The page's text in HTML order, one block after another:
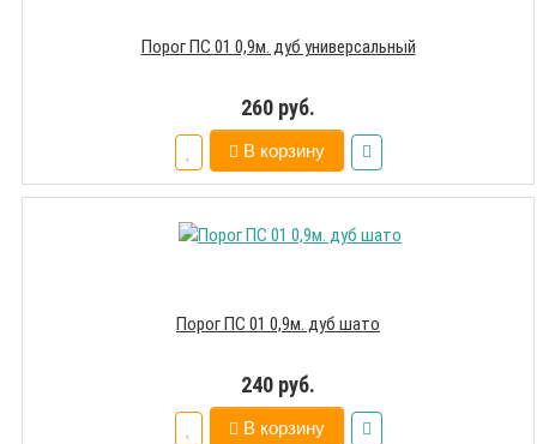
Порог ПС 01 0,9м. дуб универсальный
260 руб.
В корзину
Порог ПС 01 0,9м. дуб шато
240 руб.
В корзину